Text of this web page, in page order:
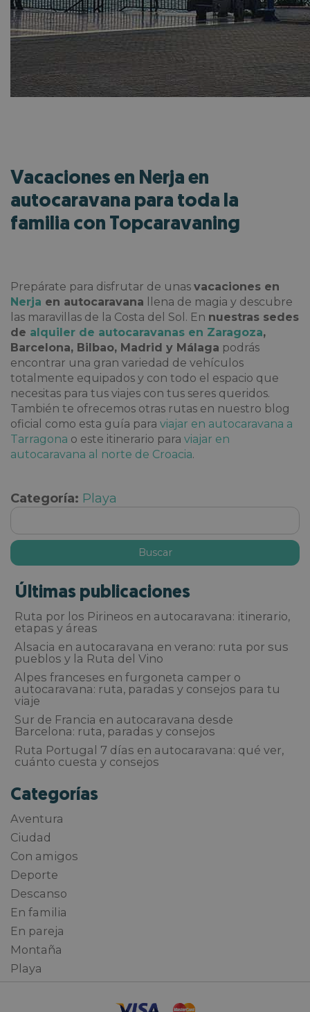
Vacaciones en Nerja en
autocaravana para toda la
familia con Topcaravaning
Prepárate para disfrutar de unas vacaciones en
Nerja en autocaravana llena de magia y descubre
las maravillas de la Costa del Sol. En nuestras sedes
de alquiler de autocaravanas en Zaragoza,
Barcelona, Bilbao, Madrid y Málaga podrás
encontrar una gran variedad de vehículos
totalmente equipados y con todo el espacio que
necesitas para tus viajes con tus seres queridos.
También te ofrecemos otras rutas en nuestro blog
oficial como esta guía para viajar en autocaravana a
Tarragona o este itinerario para viajar en
autocaravana al norte de Croacia.
Categoría: Playa
Últimas publicaciones
Ruta por los Pirineos en autocaravana: itinerario,
etapas y áreas
Alsacia en autocaravana en verano: ruta por sus
pueblos y la Ruta del Vino
Alpes franceses en furgoneta camper o
autocaravana: ruta, paradas y consejos para tu
viaje
Sur de Francia en autocaravana desde
Barcelona: ruta, paradas y consejos
Ruta Portugal 7 días en autocaravana: qué ver,
cuánto cuesta y consejos
Categorías
Aventura
Ciudad
Con amigos
Deporte
Descanso
En familia
En pareja
Montaña
Playa